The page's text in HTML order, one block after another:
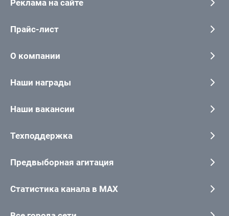
Реклама на сайте
Прайс-лист
О компании
Наши награды
Наши вакансии
Техподдержка
Предвыборная агитация
Статистика канала в MAX